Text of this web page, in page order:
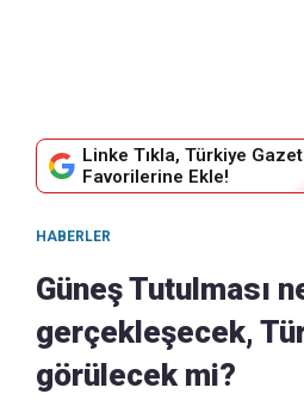
Linke Tıkla, Türkiye
Favorilerine Ekle!
HABERLER
Güneş Tutulması
gerçekleşecek,
görülecek mi?